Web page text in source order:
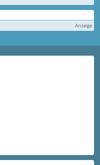
Anzeige